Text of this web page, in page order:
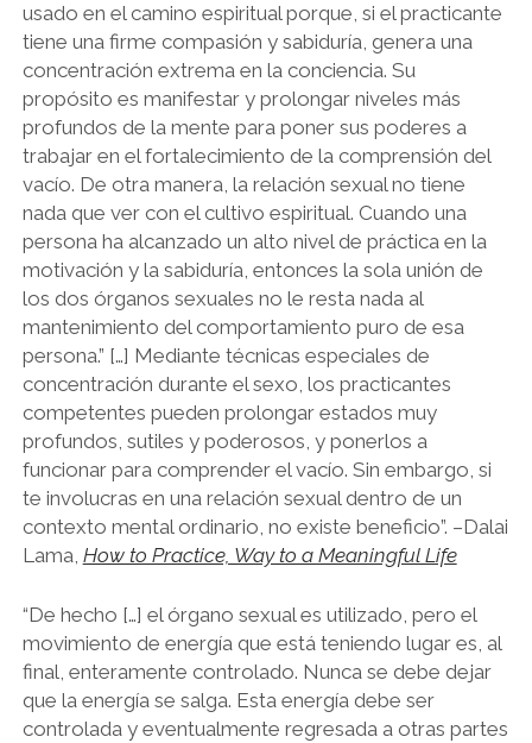
usado en el camino espiritual porque, si el practicante
tiene una firme compasión y sabiduría, genera una
concentración extrema en la conciencia. Su
propósito es manifestar y prolongar niveles más
profundos de la mente para poner sus poderes a
trabajar en el fortalecimiento de la comprensión del
vacío. De otra manera, la relación sexual no tiene
nada que ver con el cultivo espiritual. Cuando una
persona ha alcanzado un alto nivel de práctica en la
motivación y la sabiduría, entonces la sola unión de
los dos órganos sexuales no le resta nada al
mantenimiento del comportamiento puro de esa
persona.” […] Mediante técnicas especiales de
concentración durante el sexo, los practicantes
competentes pueden prolongar estados muy
profundos, sutiles y poderosos, y ponerlos a
funcionar para comprender el vacío. Sin embargo, si
te involucras en una relación sexual dentro de un
contexto mental ordinario, no existe beneficio”. –Dalai
Lama, How to Practice, Way to a Meaningful Life
“De hecho […] el órgano sexual es utilizado, pero el
movimiento de energía que está teniendo lugar es, al
final, enteramente controlado. Nunca se debe dejar
que la energía se salga. Esta energía debe ser
controlada y eventualmente regresada a otras partes